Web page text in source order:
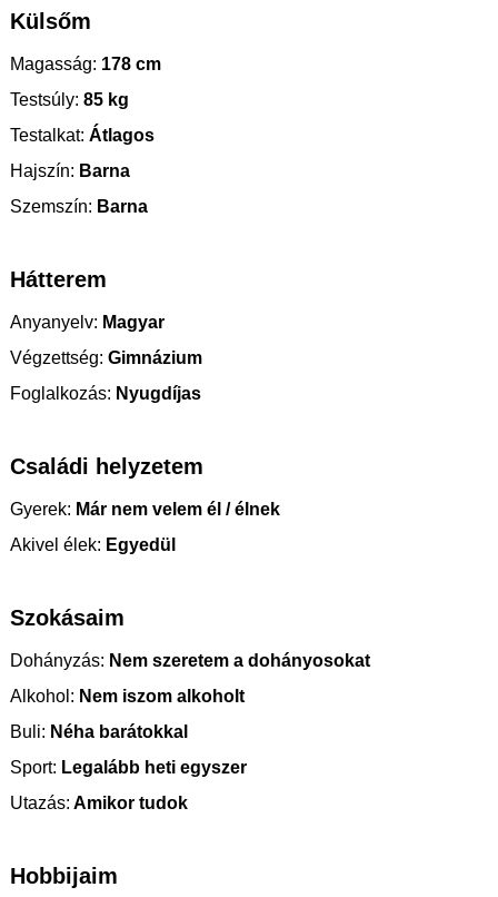
Külsőm
Magasság: 178 cm
Testsúly: 85 kg
Testalkat: Átlagos
Hajszín: Barna
Szemszín: Barna
Hátterem
Anyanyelv: Magyar
Végzettség: Gimnázium
Foglalkozás: Nyugdíjas
Családi helyzetem
Gyerek: Már nem velem él / élnek
Akivel élek: Egyedül
Szokásaim
Dohányzás: Nem szeretem a dohányosokat
Alkohol: Nem iszom alkoholt
Buli: Néha barátokkal
Sport: Legalább heti egyszer
Utazás: Amikor tudok
Hobbijaim